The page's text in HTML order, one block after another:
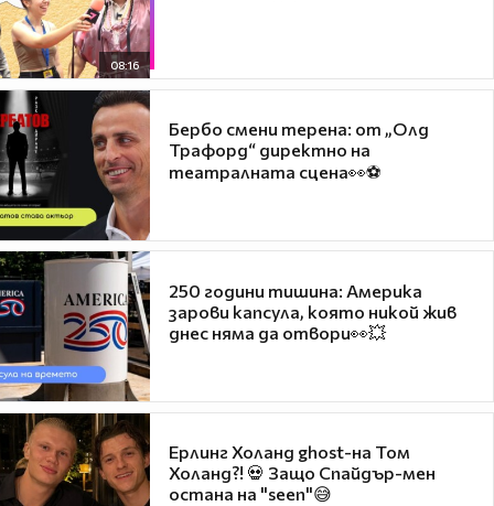
08:16
Бербо смени терена: от „Олд
Трафорд“ директно на
театралната сцена👀⚽
250 години тишина: Америка
зарови капсула, която никой жив
днес няма да отвори👀💥
Ерлинг Холанд ghost-на Том
Холанд?! 💀 Защо Спайдър-мен
остана на "seen"😅